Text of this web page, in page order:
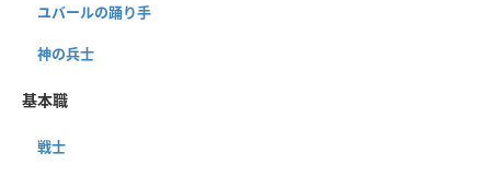
ユバールの踊り手
神の兵士
基本職
戦士